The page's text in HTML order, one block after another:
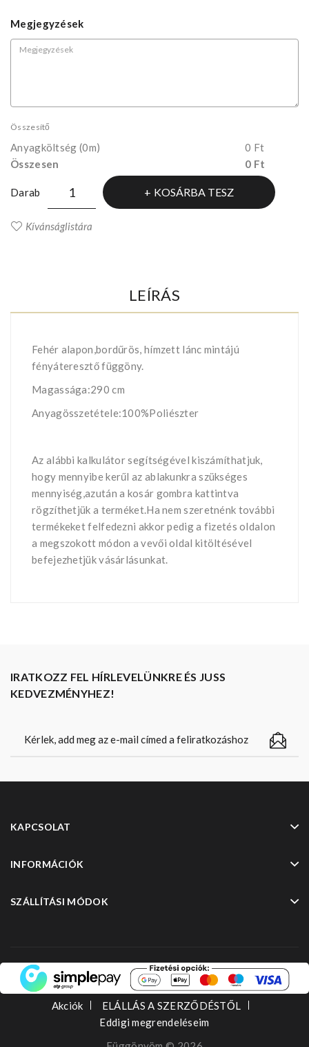
Megjegyzések
Összesítő
Anyagköltség (0m)
0 Ft
Összesen
0 Ft
Darab KOSÁRBA TESZ
Kívánságlistára
LEÍRÁS
Fehér alapon,bordűrös, hímzett lánc mintájú
fényáteresztő függöny.
Magassága:290 cm
Anyagösszetétele:100%Poliészter
Az alábbi kalkulátor segítségével kiszámíthatjuk,
hogy mennyibe kerűl az ablakunkra szükséges
mennyiség,azután a kosár gombra kattintva
rögzíthetjük a terméket.Ha nem szeretnénk további
termékeket felfedezni akkor pedig a fizetés oldalon
a megszokott módon a vevői oldal kitöltésével
befejezhetjük vásárlásunkat.
IRATKOZZ FEL HÍRLEVELÜNKRE ÉS JUSS
KEDVEZMÉNYHEZ!
KAPCSOLAT
INFORMÁCIÓK
SZÁLLÍTÁSI MÓDOK
Akciók
ELÁLLÁS A SZERZŐDÉSTŐL
Eddigi megrendeléseim